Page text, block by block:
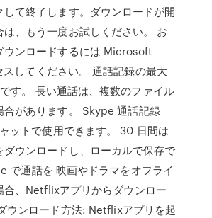
して終了します。ダウンロードが開
、もう一度お試しください。 お
ウンロードするには Microsoft
してください。 通話記録の最大
す。 長い通話は、複数のファイル
合があります。 Skype 通話記録
ットで使用できます。 30 日間は
ダウンロードし、ローカルで保存で
で通話を 映画やドラマをオフライ
合、Netflixアプリからダウンロー
ウンロード方法: Netflixアプリを起